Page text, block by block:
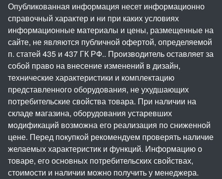
Опубликованная информация несет информационно
справочный характер и ни при каких условиях
информационные материалы и цены, размещенные на
сайте, не являются публичной офертой, определяемой
п. статей 435 и 437 ГК РФ.. Производитель оставляет за
собой право на внесение изменений в дизайн,
технические характеристики и комплектацию
представленного оборудования, не ухудшающих
потребительские свойства товара. При наличии на
складе магазина, оборудования устаревших
модификаций возможна его реализация по сниженной
цене. Перед покупкой рекомендуем проверять наличие
желаемых характеристик и функций. Информацию о
товаре, его основных потребительских свойствах,
стоимости и наличии можно получить у менеджера.